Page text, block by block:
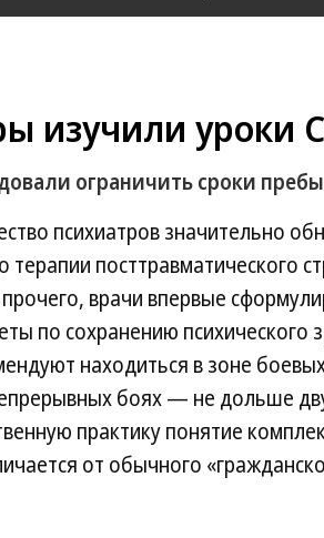
изучили уроки
ограничить сроки
психиатров значительно
посттравматического
врачи впервые
по сохранению
находиться в зоне
боях — не дольше
практику понятие
от обычного